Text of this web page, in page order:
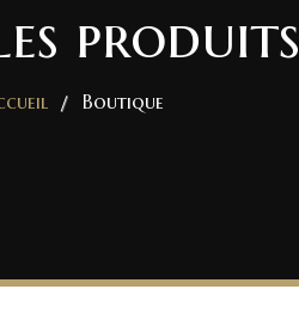
produits
Boutique